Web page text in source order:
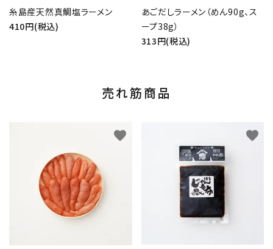
糸島産天然真鯛塩ラーメン
410円(税込)
あごだしラーメン（めん90g、ス
ープ38g）
313円(税込)
売れ筋商品
favorite favorite